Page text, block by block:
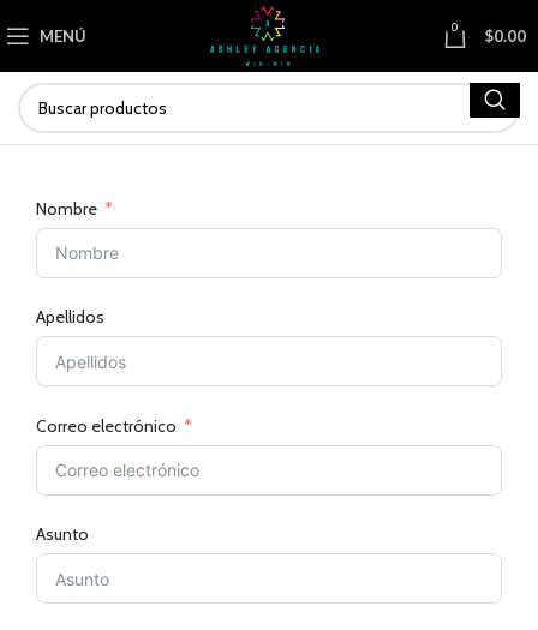
MENÚ 0 $0.00
Nombre
Apellidos
Correo electrónico
Asunto